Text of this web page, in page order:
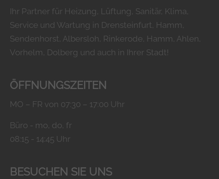
+44 1234 567 890
Drop us a line
info@yourdomain.com
adipiscing elit.
Aenean commodo ligula eget dolor. Aenean
massa. Cum sociis natoque penatibus et
ridiculus mus. Donec quam felis, ultricies
Ihr Partner für Heizung, Lüftung, Sanitär, Klima,
Service und Wartung in Drensteinfurt, Hamm,
Sendenhorst, Albersloh, Rinkerode, Hamm, Ahlen,
Vorhelm, Dolberg und auch in Ihrer Stadt!
ÖFFNUNGSZEITEN
MO – FR von 07:30 – 17:00 Uhr
Büro - mo, do, fr
08:15 - 14:45 Uhr
BESUCHEN SIE UNS